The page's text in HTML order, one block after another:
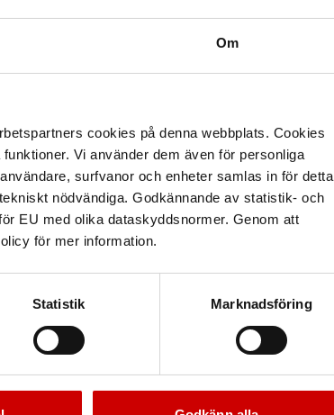
Om
cookies på denna webbplats. Cookies
Vi använder dem även för personliga
surfvanor och enheter samlas in för detta
nödvändiga. Godkännande av statistik- och
EU med olika dataskyddsnormer. Genom att
för mer information.
Statistik Marknadsföring
Egenskaper
Säkerhetsdatablad & bruksanvisningar